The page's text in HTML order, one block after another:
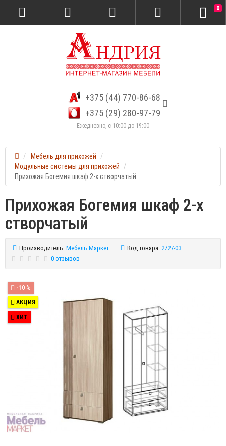
+375 (44) 770-86-68
+375 (29) 280-97-79
Ежедневно, с 10:00 до 19:00
0
Мебель для прихожей
Модульные системы для прихожей
Прихожая Богемия шкаф 2-х створчатый
Прихожая Богемия шкаф 2-х
створчатый
Производитель: Мебель Маркет Код товара: 2727-03
0 отзывов
-10 %
АКЦИЯ
ХИТ